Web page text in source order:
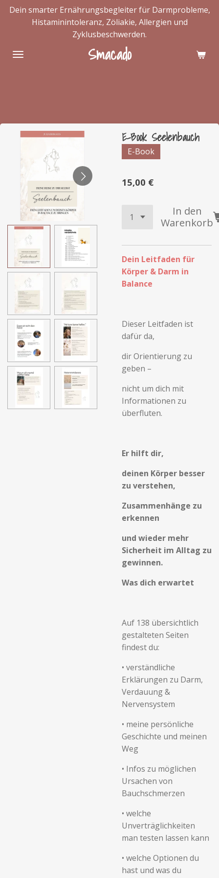
Zum
Hauptinhalt
Smacado
Dein smarter Ernährungsbegleiter für Darmprobleme,
Histaminintoleranz, Zöliakie, Allergien und
Zyklusbeschwerden.
E-Book Seelenbauch
E-Book
15,00 €
In den
Warenkorb
Dein Leitfaden für
Körper & Darm in
Balance
Dieser Leitfaden ist
dafür da,
dir Orientierung zu
geben –
nicht um dich mit
Informationen zu
überfluten.
Er hilft dir,
deinen Körper besser
zu verstehen,
Zusammenhänge zu
erkennen
und wieder mehr
Sicherheit im Alltag zu
gewinnen.
Was dich erwartet
Auf 138 übersichtlich
gestalteten Seiten
findest du:
• verständliche
Erklärungen zu Darm,
Verdauung &
Nervensystem
• meine persönliche
Geschichte und meinen
Weg
• Infos zu möglichen
Ursachen von
Bauchschmerzen
• welche
Unverträglichkeiten
man testen lassen kann
• welche Optionen du
hast und was du